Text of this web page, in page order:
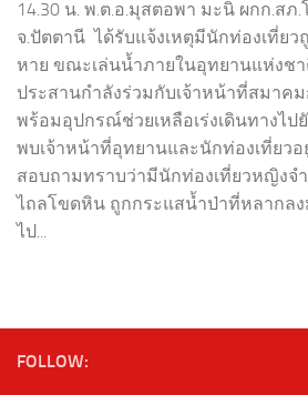
14.30 น. พ.ต.อ.มุสตอพา มะนิ ผกก.สภ
จ.ปัตตานี ได้รับแจ้งเหตุมีนักท่องเที่ย
หาย ขณะเล่นน้ำภายในอุทยานแห่งช
ประสานกำลังร่วมกับเจ้าหน้าที่สมาค
พร้อมอุปกรณ์ช่วยเหลือเร่งเดินทางไปยั
พบเจ้าหน้าที่อุทยานและนักท่องเที่ยวอ
สอบถามทราบว่ามีนักท่องเที่ยวหญิงจ
ไถลโขดหิน ถูกกระแสน้ำป่าที่หลากลง
ไป...
FOLLOW: